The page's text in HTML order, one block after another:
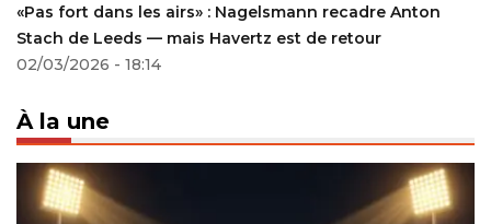
«Pas fort dans les airs» : Nagelsmann recadre Anton
Stach de Leeds — mais Havertz est de retour
02/03/2026 - 18:14
À la une